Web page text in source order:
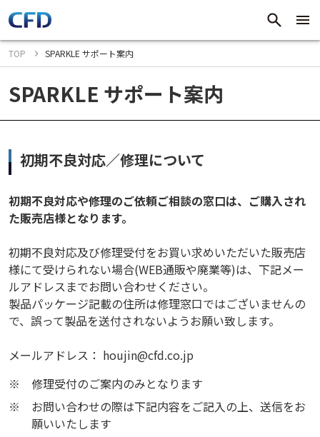
TOP SPARKLE サポート案内
SPARKLE サポート案内
初期不良対応／修理について
初期不良対応や修理のご依頼ご相談の窓口は、ご購入され
た販売店様となります。
初期不良対応及び修理受付をお買い求めいただいた販売店
様にて受けられない場合(WEB通販や廃業等)は、下記メー
ルアドレスまでお問い合わせください。
製品パッケージ記載の住所は修理窓口ではございませんの
で、誤って製品を送付されないようお願い致します。
メールアドレス： houjin@cfd.co.jp
※
修理受付のご案内のみとなります
※
お問い合わせの際は下記内容をご記入の上、送信をお
願いいたします